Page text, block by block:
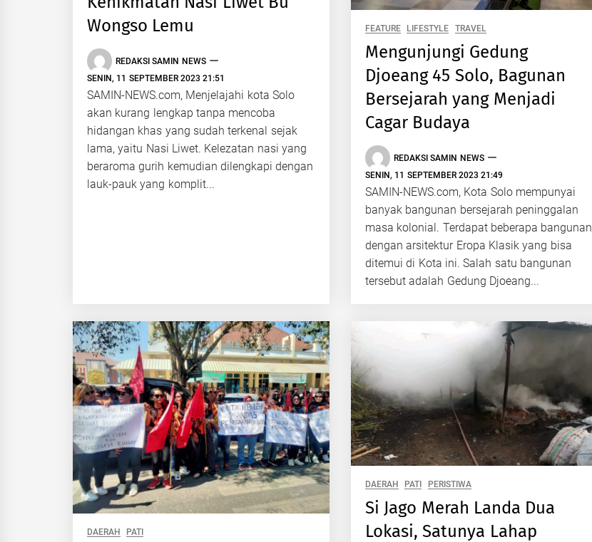
Wongso Lemu
REDAKSI SAMIN NEWS
SENIN, 11 SEPTEMBER 2023 21:51
SAMIN-NEWS.com, Menjelajahi kota Solo
akan kurang lengkap tanpa mencoba
hidangan khas yang sudah terkenal sejak
lama, yaitu Nasi Liwet. Kelezatan nasi yang
beraroma gurih kemudian dilengkapi dengan
lauk-pauk yang komplit...
FEATURE LIFESTYLE TRAVEL
Mengunjungi Gedung
Djoeang 45 Solo, Bagunan
Bersejarah yang Menjadi
Cagar Budaya
REDAKSI SAMIN NEWS
SENIN, 11 SEPTEMBER 2023 21:49
SAMIN-NEWS.com, Kota Solo mempunyai
banyak bangunan bersejarah peninggalan
masa kolonial. Terdapat beberapa bangunan
dengan arsitektur Eropa Klasik yang bisa
ditemui di Kota ini. Salah satu bangunan
tersebut adalah Gedung Djoeang...
DAERAH PATI
DAERAH PATI PERISTIWA
Si Jago Merah Landa Dua
Lokasi, Satunya Lahap